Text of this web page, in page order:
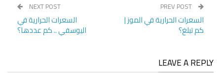
السعرات الحرارية في الموز |
كم تبلغ؟
NEXT POST
السعرات الحرارية في
اليوسفي .. كم عددها؟
LEAVE A REPLY